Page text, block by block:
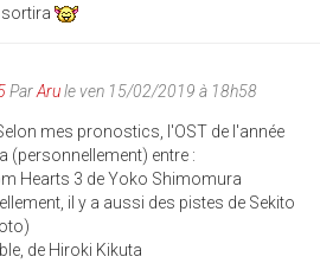
sortira
ParArule ven 15/02/2019 à 18h58
mes pronostics, l'OST de l'année
(personnellement) entre :
Hearts 3 de Yoko Shimomura
il y a aussi des pistes de Sekito
de Hiroki Kikuta